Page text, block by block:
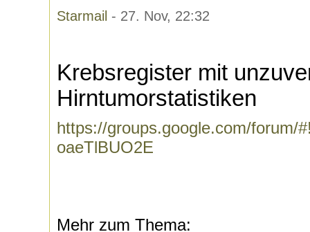
Starmail - 27. Nov, 22:32
Krebsregister mit
Hirntumorstatistiken
https://groups.google.com/forum/
oaeTlBUO2E
Mehr zum Thema: